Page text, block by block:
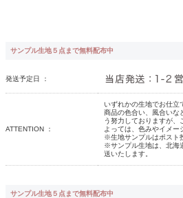
サンプル生地５点まで無料配布中
発送予定日 ：
ATTENTION ：
いずれかの生地でお仕立
商品の色合い、風合いな
う努力しておりますが、
よっては、色みやイメー
※生地サンプルはポスト
※サンプル生地は、北海
送いたします。
サンプル生地５点まで無料配布中